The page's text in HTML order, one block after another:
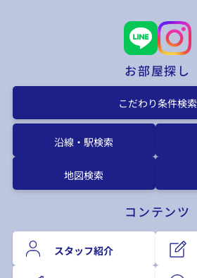
お部屋探し
こだわり条件検索
沿線・駅検索
地図検索
コンテンツ
スタッフ紹介